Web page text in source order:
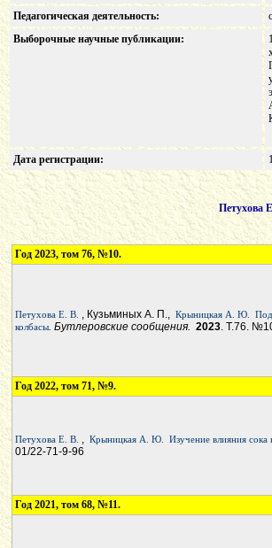
Педагогическая деятельность:
Выборочные научные публикации:
Дата регистрации:
Петухова
Год 2023, том 76, №10.
Петухова Е. В. , Кузьминых А. П., Крыницкая А. Ю.
колбасы. Бутлеровские сообщения. 2023. Т.76.
Год 2022, том 71, №9.
Петухова Е. В. , Крыницкая А. Ю. Изучение влияния
01/22-71-9-96
Год 2021, том 68, №11.